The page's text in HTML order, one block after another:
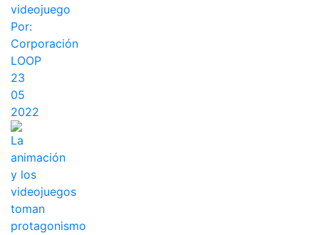
videojuego
Por:
Corporación
LOOP
23
05
2022
La
animación
y los
videojuegos
toman
protagonismo